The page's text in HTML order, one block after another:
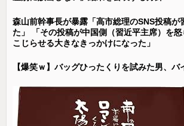
森山前幹事長が暴露「高市総理のSNS投稿が
た」 「その投稿が中国側（習近平主席）を
こじらせる大きなきっかけになった」
【爆笑ｗ】バッグひったくりを試みた男、バ